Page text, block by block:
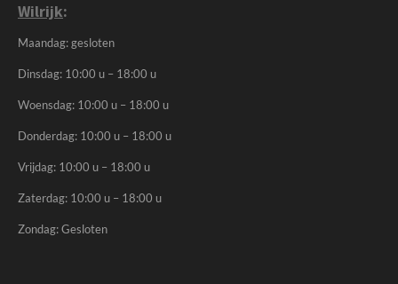
Wilrijk:
Maandag: gesloten
Dinsdag: 10:00 u – 18:00 u
Woensdag: 10:00 u – 18:00 u
Donderdag: 10:00 u – 18:00 u
Vrijdag: 10:00 u – 18:00 u
Zaterdag: 10:00 u – 18:00 u
Zondag: Gesloten